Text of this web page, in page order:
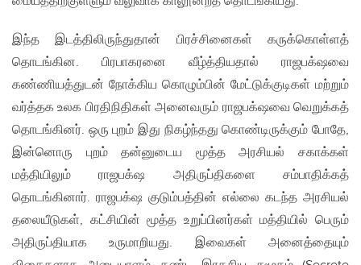
இந்த இடத்திலிருந்துதான் பிரச்சினைகள் கருக்கொள்ளத்
தொடங்கின. பிரபாகரனை வீழ்த்தியதால் ராஜபக்‌ஷவை
கண்ணியத்துடன் நோக்கிய கொழும்பின் மேட்டுக்குடிகள் மற்றும்
வர்த்தக உலக பிரதிநிதிகள் அனைவரும் ராஜபக்‌ஷவை வெறுக்கத்
தொடங்கினர். ஒரு புறம் இது நிகழ்ந்தது கொண்டிருக்கும் போதே,
இன்னொரு புறம் தன்னுடைய மூத்த அரசியல் சகாக்கள்
மத்தியிலும் ராஜபக்‌ஷ அதிருப்திகளை சம்பாதிக்கத்
தொடங்கினார். ராஜபக்‌ஷ குடும்பத்தின் எல்லை கடந்த அரசியல்
தலையீடுகள், கட்சியின் மூத்த உறுப்பினர்கள் மத்தியில் பெரும்
அதிருப்தியாக உருமாறியது. இவைகள் அனைத்தையும்